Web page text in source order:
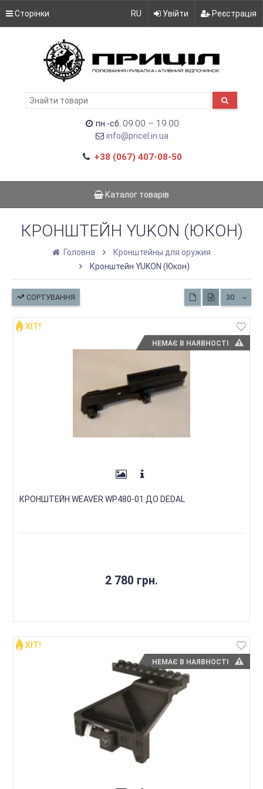
Сторінки RU Увійти Реєстрація
пн.-сб. 09:00 – 19:00
info@pricel.in.ua
+38 (067) 407-08-50
Каталог товарів
КРОНШТЕЙН YUKON (ЮКОН)
Головна
Кронштейны для оружия
Кронштейн YUKON (Юкон)
СОРТУВАННЯ 30
НЕМАЄ В НАЯВНОСТІ
ХІТ!
КРОНШТЕЙН WEAVER WP480-01 ДО DEDAL
2 780 грн.
НЕМАЄ В НАЯВНОСТІ
ХІТ!